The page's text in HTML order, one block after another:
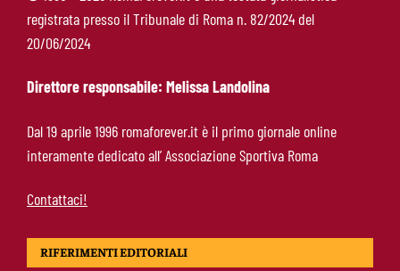
Roma, Cristante fissa gli obiettivi:
“Champions priorità. Friedkin fondamentali
per la crescita del club”
registrata presso il Tribunale di Roma n. 82/2024 del
20/06/2024
Direttore responsabile: Melissa Landolina
Dal 19 aprile 1996 romaforever.it è il primo giornale online
interamente dedicato all’ Associazione Sportiva Roma
Contattaci!
RIFERIMENTI EDITORIALI